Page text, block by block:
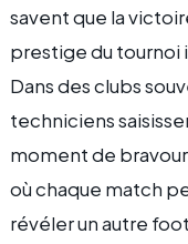
savent que la
prestige du tournoi
Dans des clubs
techniciens
moment de
où chaque match
révéler un autre